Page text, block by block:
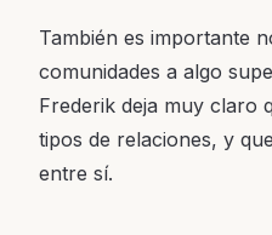
También es importante
comunidades a algo
Frederik deja muy claro
tipos de relaciones, y
entre sí.